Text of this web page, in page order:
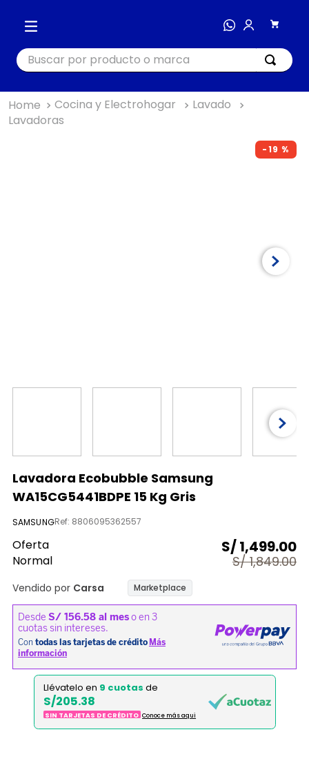
Buscar por producto o marca
Cocina y Electrohogar
Lavado
Lavadoras
-19 %
Lavadora Ecobubble Samsung
WA15CG5441BDPE 15 Kg Gris
SAMSUNGRef: 8806095362557
Oferta S/1,499.00
Normal S/1,849.00
Vendido por Carsa Marketplace
Llévatelo en 9 cuotas de
S/205.38
SIN TARJETAS DE CRÉDITO Conoce más aqui
TÉRMINOS MÁS BUSCADOS
1.